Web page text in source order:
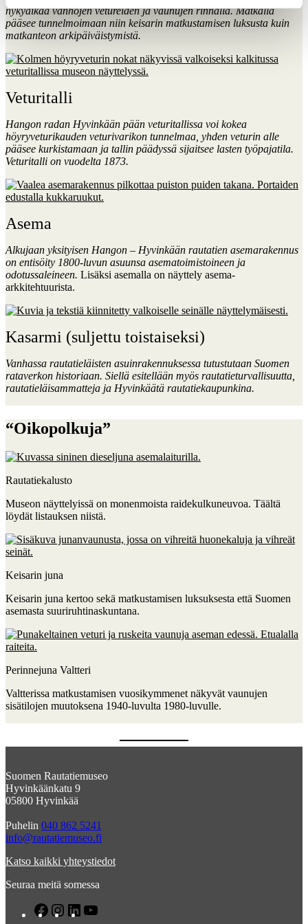
nykyaikaa vanhojen vetureiden ja vaunujen rinnalla. Matkalla
pääsee tunnelmoimaan niin keisarin matkustamisen luksusta kuin
matkanteon arkipäiväistymistä.
Veturitalli
Hangon radan Hyvinkään pään veturitallissa voi kokea
höyryveturikauden veturivarikon tunnelmaa, yhden veturin alle
pääsee kurkistamaan ja tallin päädyssä sijaitsee lasten työpajatila.
Veturitalli on vuodelta 1873.
Asema
Alkujaan yksityisen Hangon – Hyvinkään rautatien asemarakennus
on entisöity 1800-luvun asuunsa asematoimistoineen ja
odotussaleineen. Lisäksi asemalla on näyttely asema-
arkkitehtuurista.
Kasarmi (suljettu toistaiseksi)
Vanhassa rautatieläisten asuinrakennuksessa tutustutaan Suomen
rataverkon historiaan. Siellä esitellään myös rautatieturvallisuutta,
rautatieläisammatteja ja Hyvinkäätä rautatiekaupunkina.
“Oikopolkuja”
Rautatiekalusto
Museon näyttelyissä on monenmoista raidekulkuneuvoa. Täältä
löydät listauksen niistä.
Keisarin juna
Keisarin juna kertoo sekä matkustamisen luksuksesta että Suomen
asemasta suuriruhtinaskuntana.
Perinnejuna Valtteri
Valtterissa matkustamisen vuosikymmenet näkyvät vaunujen
sisätilojen muutoksena 1940-luvulta 1980-luvulle.
Suomen Rautatiemuseo
Hyvinkäänkatu 9
05800 Hyvinkää
Puhelin 040 862 5241
info@rautatiemuseo.fi
Katso kaikki yhteystiedot
Seuraa meitä somessa
F
I
n
L